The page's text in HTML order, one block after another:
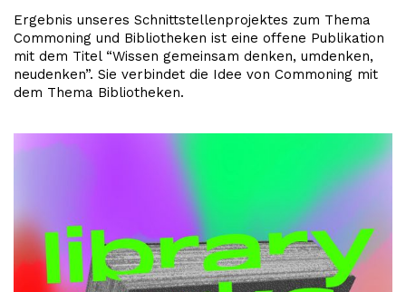
Ergebnis unseres Schnittstellenprojektes zum Thema
Commoning und Bibliotheken ist eine offene Publikation
mit dem Titel “Wissen gemeinsam denken, umdenken,
neudenken”. Sie verbindet die Idee von Commoning mit
dem Thema Bibliotheken.